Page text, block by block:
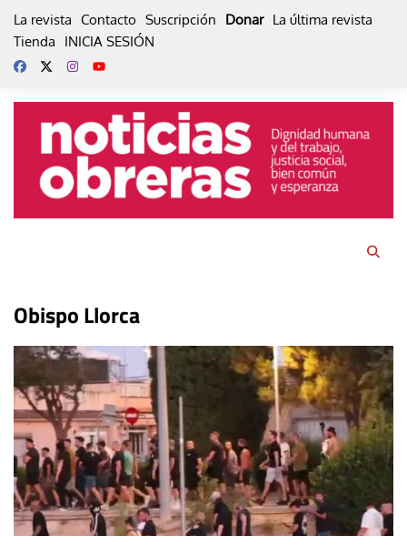
La revista Contacto Suscripción Donar La última revista
Tienda
INICIA SESIÓN
Obispo Llorca